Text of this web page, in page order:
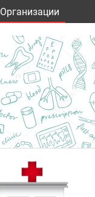
Организации